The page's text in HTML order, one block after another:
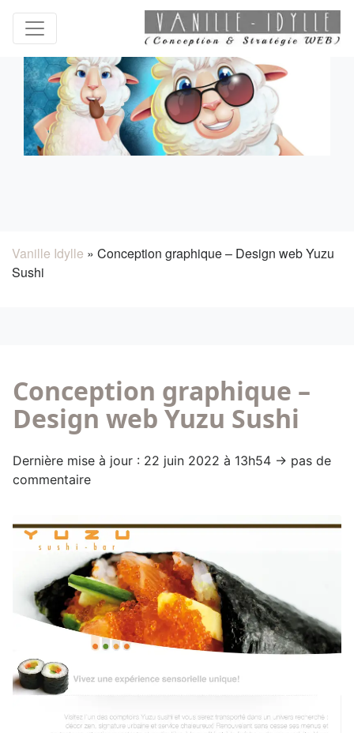
Vanille Idylle » Conception graphique – Design web Yuzu
Sushi
Conception graphique –
Design web Yuzu Sushi
Dernière mise à jour : 22 juin 2022 à 13h54 → pas de
commentaire